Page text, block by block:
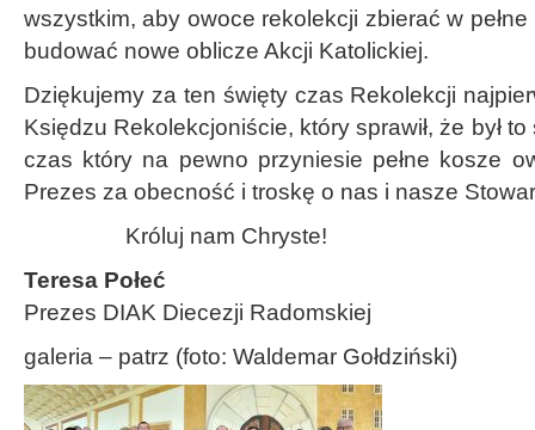
wszystkim, aby owoce rekolekcji zbierać w
budować nowe oblicze Akcji Katolickiej.
Dziękujemy za ten święty czas Rekolekcji
Księdzu Rekolekcjoniście, który sprawił, że był
czas który na pewno przyniesie pełne kosze
Prezes za obecność i troskę o nas i nasze
Króluj nam Chryste!
Teresa Połeć
Prezes DIAK Diecezji Radomskiej
galeria – patrz (foto: Waldemar Gołdziński)